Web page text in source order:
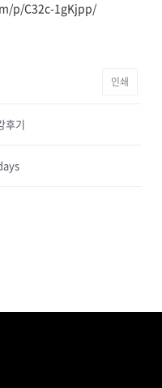
p/C32c-1gKjpp/
인쇄
후기